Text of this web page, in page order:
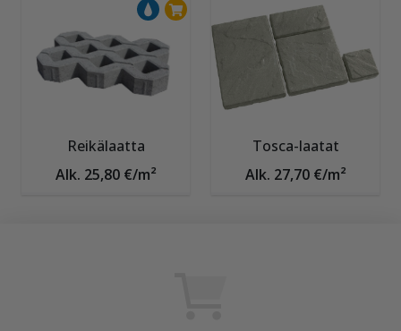
Reikälaatta
Alk. 25,80 €/m²
Tosca-laatat
Alk. 27,70 €/m²